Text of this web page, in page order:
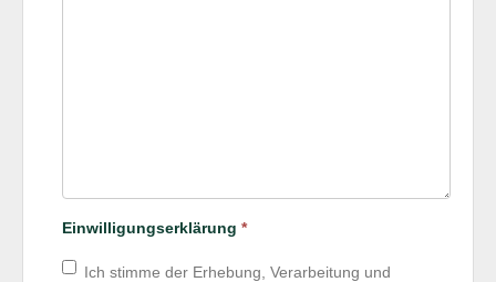
Einwilligungserklärung *
Ich stimme der Erhebung, Verarbeitung und